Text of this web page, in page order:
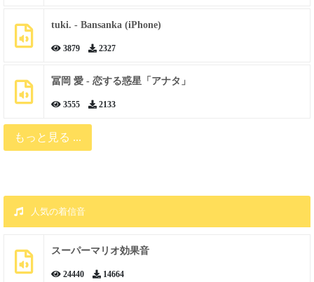
tuki. - Bansanka (iPhone)
3879 2327
冨岡 愛 - 恋する惑星「アナタ」
3555 2133
もっと見る ...
人気の着信音
スーパーマリオ効果音
24440 14664